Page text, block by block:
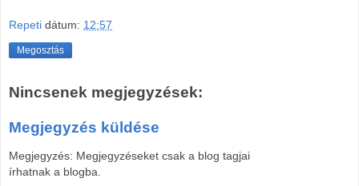
Repeti dátum: 12:57
Megosztás
Nincsenek megjegyzések:
Megjegyzés küldése
Megjegyzés: Megjegyzéseket csak a blog tagjai
írhatnak a blogba.